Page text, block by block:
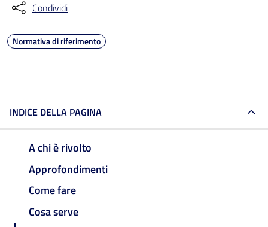
Condividi
Normativa di riferimento
INDICE DELLA PAGINA
A chi è rivolto
Approfondimenti
Come fare
Cosa serve